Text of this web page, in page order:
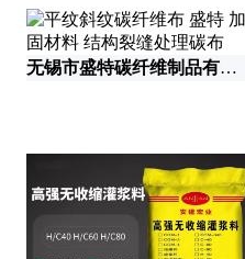
无锡市盛特碳纤维制品有限公司